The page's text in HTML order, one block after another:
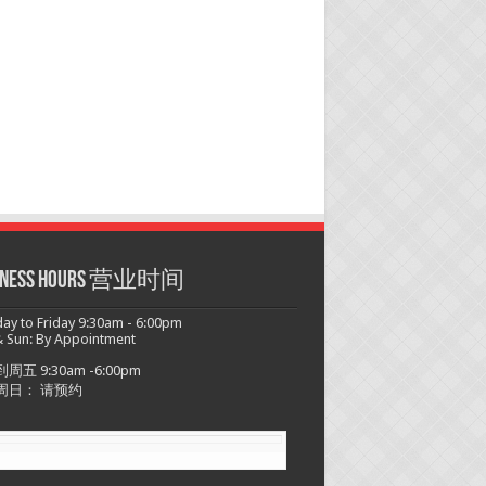
hours 营业时间
to Friday 9:30am - 6:00pm
Sun: By Appointment
周五 9:30am -6:00pm
日： 请预约